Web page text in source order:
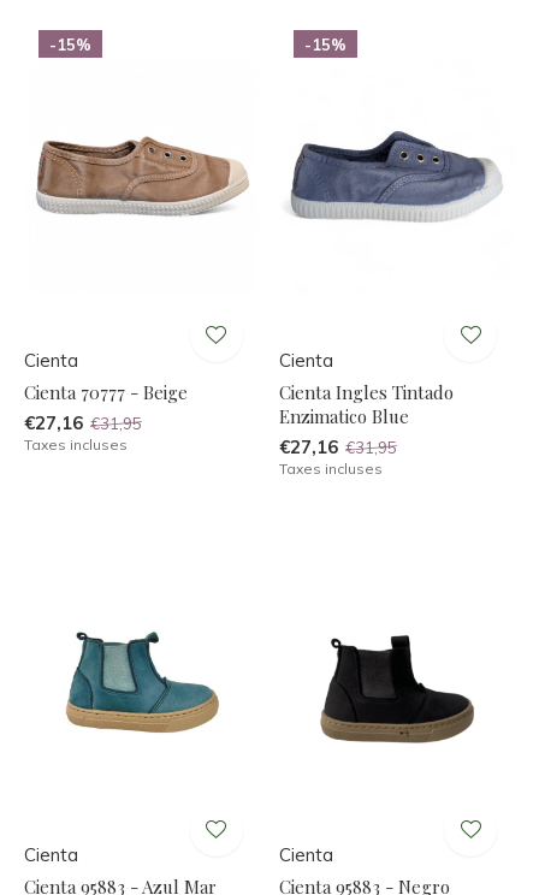
-15%
Cienta
Cienta 70777 - Beige
€27,16 €31,95
Taxes incluses
-15%
Cienta
Cienta Ingles Tintado
Enzimatico Blue
€27,16 €31,95
Taxes incluses
Cienta
Cienta 95883 - Azul Mar
Cienta
Cienta 95883 - Negro